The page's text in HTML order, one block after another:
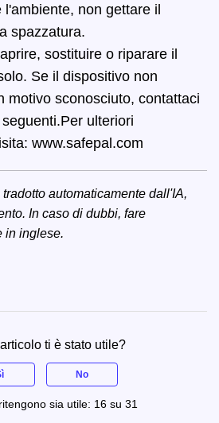
l'ambiente, non gettare il
spazzatura.
sostituire o riparare il
Se il dispositivo non
motivo sconosciuto, contattaci
Per ulteriori
www.safepal.com
automaticamente dall'IA,
In caso di dubbi, fare
in inglese.
ti è stato utile?
No
sia utile: 16 su 31